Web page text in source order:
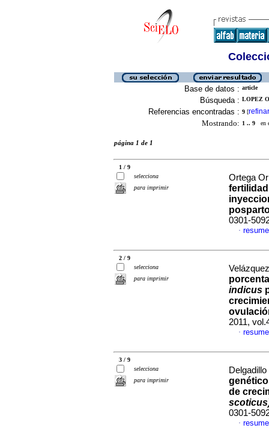
Base de datos : article
Búsqueda : LOPEZ
Referencias encontradas : 9 [refinar
Mostrando: 1 .. 9 en
página 1 de 1
1 / 9
selecciona
para imprimir
Ortega
0301-
·
2 / 9
selecciona
para imprimir
indicus
2011,
·
3 / 9
selecciona
para imprimir
de
0301-
·